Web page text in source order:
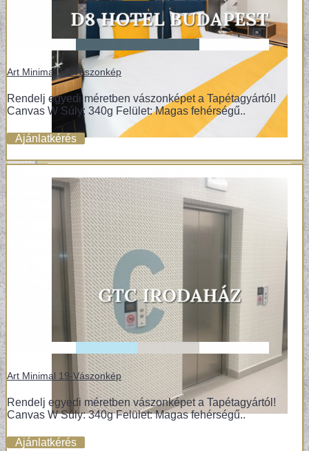
Art Minimal 18-Vászonkép
Rendelj egyedi méretben vászonképet a Tapétagyártól!
Canvas W Súly: 340g Felület: Magas fehérségű..
Ajánlatkérés
Art Minimal 19-Vászonkép
Rendelj egyedi méretben vászonképet a Tapétagyártól!
Canvas W Súly: 340g Felület: Magas fehérségű..
Ajánlatkérés